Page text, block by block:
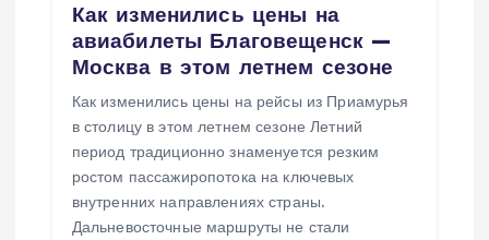
Как изменились цены на
авиабилеты Благовещенск —
Москва в этом летнем сезоне
Как изменились цены на рейсы из Приамурья
в столицу в этом летнем сезоне Летний
период традиционно знаменуется резким
ростом пассажиропотока на ключевых
внутренних направлениях страны.
Дальневосточные маршруты не стали